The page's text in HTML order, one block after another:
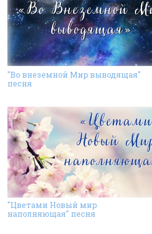
"Во внеземной Мир выводящая"
песня
"Цветами Новый мир
наполняющая" песня